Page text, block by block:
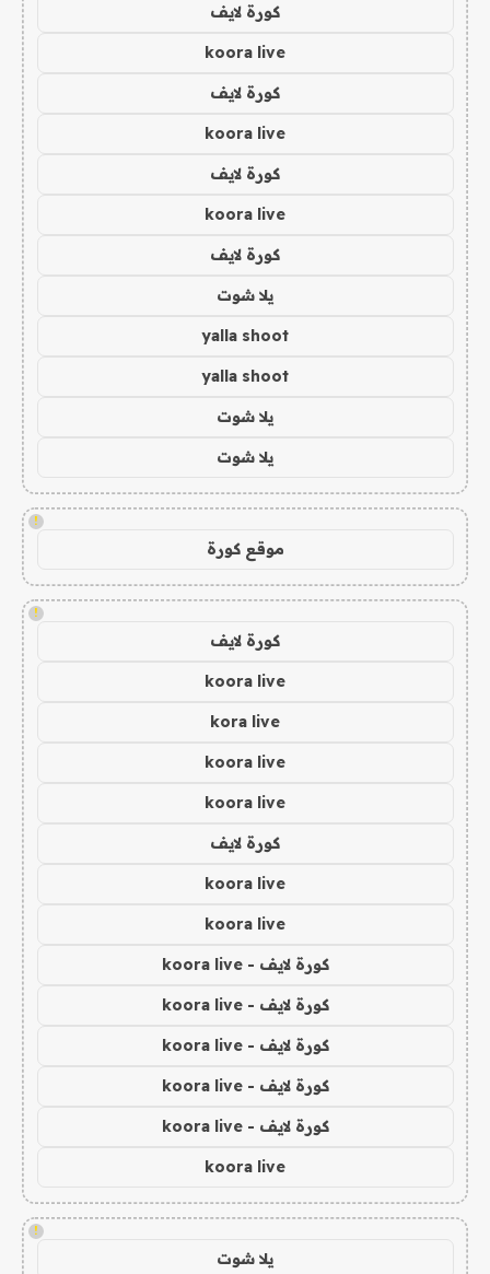
كورة لايف
koora live
كورة لايف
koora live
كورة لايف
koora live
كورة لايف
يلا شوت
yalla shoot
yalla shoot
يلا شوت
يلا شوت
!
موقع كورة
!
كورة لايف
koora live
kora live
koora live
koora live
كورة لايف
koora live
koora live
كورة لايف - koora live
كورة لايف - koora live
كورة لايف - koora live
كورة لايف - koora live
كورة لايف - koora live
koora live
!
يلا شوت